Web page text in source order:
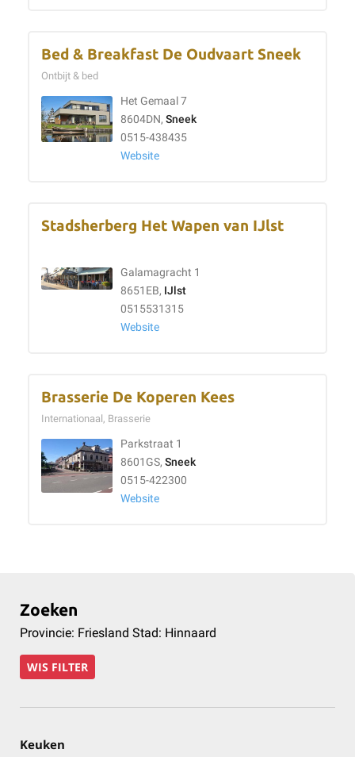
Bed & Breakfast De Oudvaart Sneek
Ontbijt & bed
Het Gemaal 7
8604DN, Sneek
0515-438435
Website
Stadsherberg Het Wapen van IJlst
Galamagracht 1
8651EB, IJlst
0515531315
Website
Brasserie De Koperen Kees
Internationaal, Brasserie
Parkstraat 1
8601GS, Sneek
0515-422300
Website
Zoeken
Provincie: Friesland Stad: Hinnaard
WIS FILTER
Keuken